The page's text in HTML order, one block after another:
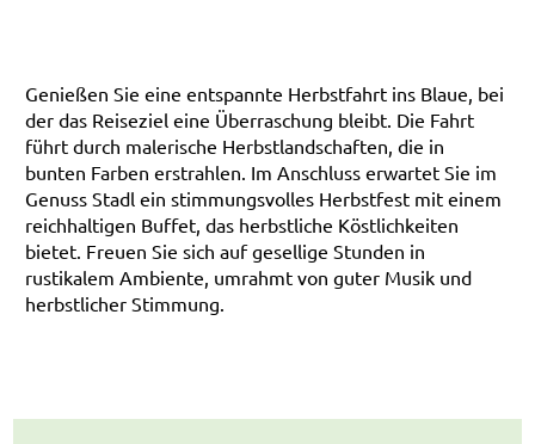
Genießen Sie eine entspannte Herbstfahrt ins Blaue, bei
der das Reiseziel eine Überraschung bleibt. Die Fahrt
führt durch malerische Herbstlandschaften, die in
bunten Farben erstrahlen. Im Anschluss erwartet Sie im
Genuss Stadl ein stimmungsvolles Herbstfest mit einem
reichhaltigen Buffet, das herbstliche Köstlichkeiten
bietet. Freuen Sie sich auf gesellige Stunden in
rustikalem Ambiente, umrahmt von guter Musik und
herbstlicher Stimmung.